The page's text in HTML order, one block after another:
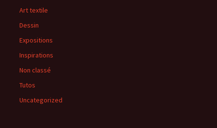
Art textile
Dessin
Expositions
Inspirations
Non classé
Tutos
Uncategorized